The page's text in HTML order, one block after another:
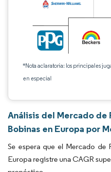
*Nota aclaratoria: los principales
en especial
Análisis del Mercado
Bobinas en Europa por
Se espera que el Mercado de
Europa registre una CAGR